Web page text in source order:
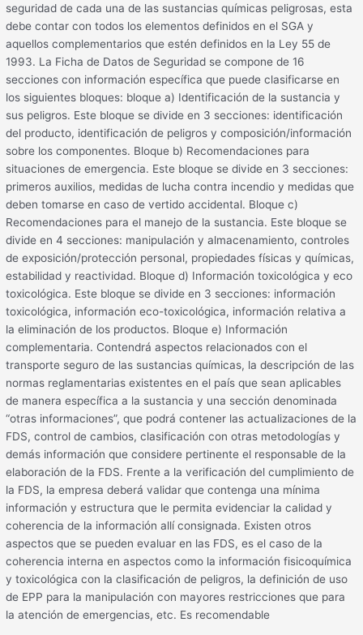
seguridad de cada una de las sustancias químicas peligrosas, esta
debe contar con todos los elementos definidos en el SGA y
aquellos complementarios que estén definidos en la Ley 55 de
1993. La Ficha de Datos de Seguridad se compone de 16
secciones con información específica que puede clasificarse en
los siguientes bloques: bloque a) Identificación de la sustancia y
sus peligros. Este bloque se divide en 3 secciones: identificación
del producto, identificación de peligros y composición/información
sobre los componentes. Bloque b) Recomendaciones para
situaciones de emergencia. Este bloque se divide en 3 secciones:
primeros auxilios, medidas de lucha contra incendio y medidas que
deben tomarse en caso de vertido accidental. Bloque c)
Recomendaciones para el manejo de la sustancia. Este bloque se
divide en 4 secciones: manipulación y almacenamiento, controles
de exposición/protección personal, propiedades físicas y químicas,
estabilidad y reactividad. Bloque d) Información toxicológica y eco
toxicológica. Este bloque se divide en 3 secciones: información
toxicológica, información eco-toxicológica, información relativa a
la eliminación de los productos. Bloque e) Información
complementaria. Contendrá aspectos relacionados con el
transporte seguro de las sustancias químicas, la descripción de las
normas reglamentarias existentes en el país que sean aplicables
de manera específica a la sustancia y una sección denominada
“otras informaciones”, que podrá contener las actualizaciones de la
FDS, control de cambios, clasificación con otras metodologías y
demás información que considere pertinente el responsable de la
elaboración de la FDS. Frente a la verificación del cumplimiento de
la FDS, la empresa deberá validar que contenga una mínima
información y estructura que le permita evidenciar la calidad y
coherencia de la información allí consignada. Existen otros
aspectos que se pueden evaluar en las FDS, es el caso de la
coherencia interna en aspectos como la información fisicoquímica
y toxicológica con la clasificación de peligros, la definición de uso
de EPP para la manipulación con mayores restricciones que para
la atención de emergencias, etc. Es recomendable